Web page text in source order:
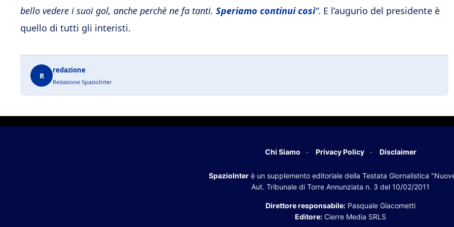
bello vedere i suoi gol, anche perchè ne fa tanti. Speriamo continui così“. E l’augurio del presidente è
quello di tutti gli interisti.
R
redazione
Redazione SpazioInter
Chi Siamo Privacy Policy Disclaimer
SpazioInterè un supplemento editoriale della Testata Giornalistica
Aut. Tribunale di Torre Annunziata n. 3 del 10/02/2011
Direttore responsabile: Pasquale Giacometti
Editore: Cierre Media SRLS